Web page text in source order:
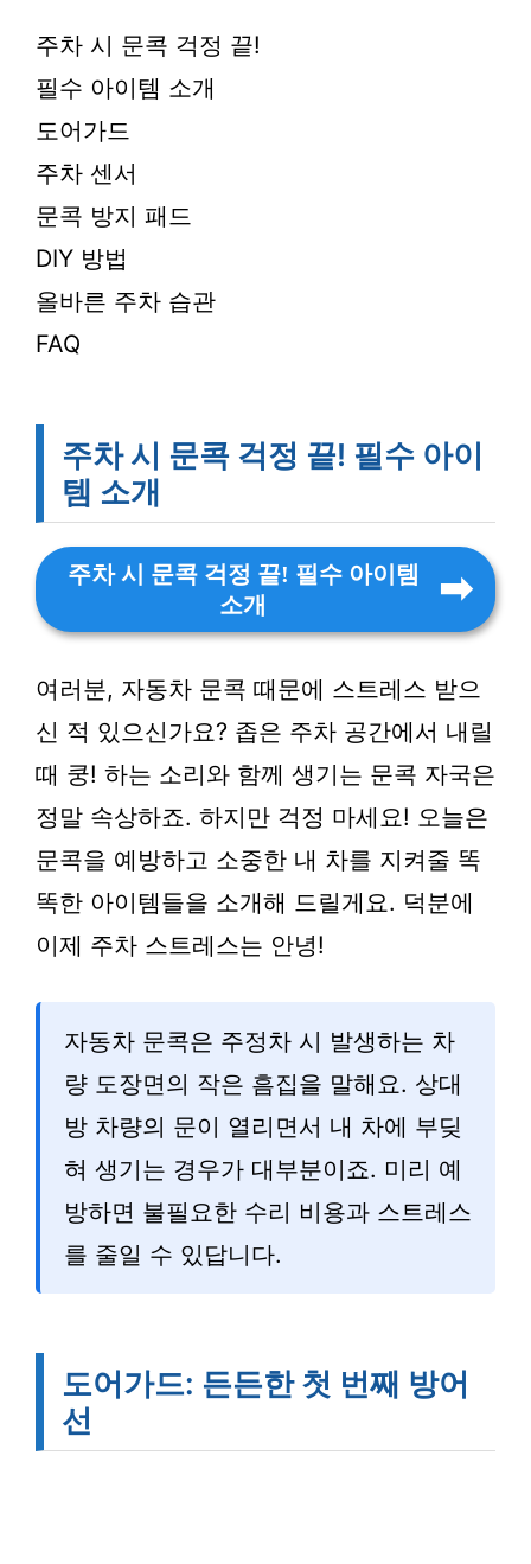
주차 시 문콕 걱정 끝!
필수 아이템 소개
도어가드
주차 센서
문콕 방지 패드
DIY 방법
올바른 주차 습관
FAQ
주차 시 문콕 걱정 끝! 필수 아이
템 소개
주차 시 문콕 걱정 끝! 필수 아이템
소개
여러분, 자동차 문콕 때문에 스트레스 받으
신 적 있으신가요? 좁은 주차 공간에서 내릴
때 쿵! 하는 소리와 함께 생기는 문콕 자국은
정말 속상하죠. 하지만 걱정 마세요! 오늘은
문콕을 예방하고 소중한 내 차를 지켜줄 똑
똑한 아이템들을 소개해 드릴게요. 덕분에
이제 주차 스트레스는 안녕!
자동차 문콕은 주정차 시 발생하는 차
량 도장면의 작은 흠집을 말해요. 상대
방 차량의 문이 열리면서 내 차에 부딪
혀 생기는 경우가 대부분이죠. 미리 예
방하면 불필요한 수리 비용과 스트레스
를 줄일 수 있답니다.
도어가드: 든든한 첫 번째 방어
선